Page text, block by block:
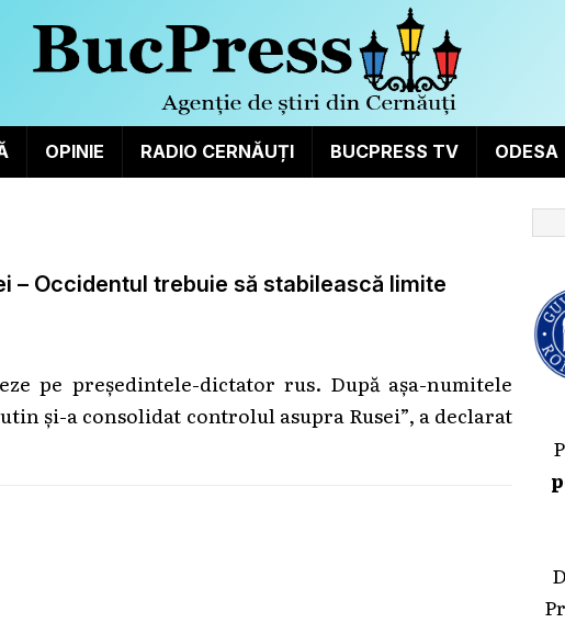
OPINIE RADIO CERNĂUȚI BUCPRESS TV ODESA
Occidentul trebuie să stabilească limite
pe președintele-dictator rus. După așa-numitele
și-a consolidat controlul asupra Rusei”, a declarat